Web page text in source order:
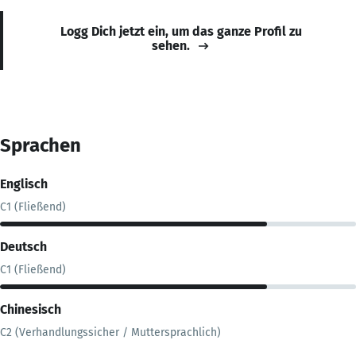
Logg Dich jetzt ein, um das ganze Profil zu
sehen.
Sprachen
Englisch
C1 (Fließend)
Deutsch
C1 (Fließend)
Chinesisch
C2 (Verhandlungssicher / Muttersprachlich)